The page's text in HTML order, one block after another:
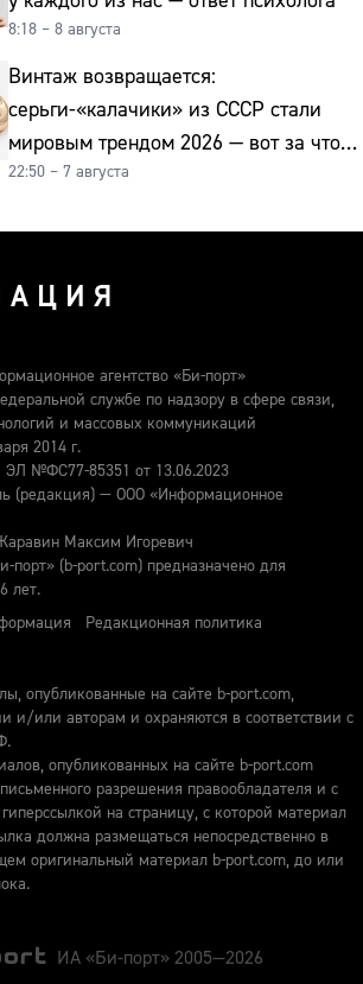
8:18 – 8 августа
Винтаж возвращается:
серьги-«калачики» из СССР стали
мировым трендом 2026 — вот за что
их ценят ювелиры
22:50 – 7 августа
агентство «Би-порт»
службе по надзору в сфере связи,
и массовых коммуникаций
2014 г.
ЭЛ №ФС77-85351 от 13.06.2023
(редакция) — ООО «Информационное
Максим Игоревич
порт» (b-port.com) предназначено для
лет.
Редакционная политика
опубликованные на сайте b-port.com,
и/или авторам и охраняются в соответствии с
опубликованных на сайте b-port.com
разрешения правообладателя и с
на страницу, с которой материал
должна размещаться непосредственно в
оригинальный материал b-port.com, до или
ИА «Би-порт» 2005—2026